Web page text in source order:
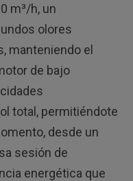
m³/h, un
olores
manteniendo el
de bajo
total, permitiéndote
desde un
sesión de
energética que